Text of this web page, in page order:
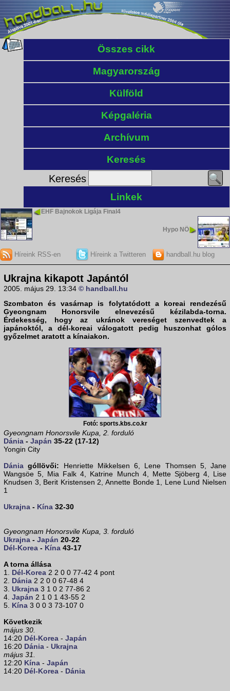
Összes cikk
Magyarország
Külföld
Képgaléria
Archívum
Keresés
Keresés
Linkek
EHF Bajnokok Ligája Final4
Hypo NÖ
Híreink RSS-en Híreink a Twitteren handball.hu blog
Ukrajna kikapott Japántól
2005. május 29. 13:34 © handball.hu
Szombaton és vasárnap is folytatódott a koreai rendezésű
Gyeongnam Honorsvile elnevezésű kézilabda-torna.
Érdekesség, hogy az ukránok vereséget szenvedtek a
japánoktól, a dél-koreai válogatott pedig huszonhat gólos
győzelmet aratott a kínaiakon.
Fotó: sports.kbs.co.kr
Gyeongnam Honorsvile Kupa, 2. forduló
Dánia - Japán 35-22 (17-12)
Yongin City
Dánia góllövői: Henriette Mikkelsen 6, Lene Thomsen 5, Jane
Wangsöe 5, Mia Falk 4, Katrine Munch 4, Mette Sjöberg 4, Lise
Knudsen 3, Berit Kristensen 2, Annette Bonde 1, Lene Lund Nielsen
1
Ukrajna - Kína 32-30
Gyeongnam Honorsvile Kupa, 3. forduló
Ukrajna - Japán 20-22
Dél-Korea - Kína 43-17
A torna állása
1. Dél-Korea 2 2 0 0 77-42 4 pont
2. Dánia 2 2 0 0 67-48 4
3. Ukrajna 3 1 0 2 77-86 2
4. Japán 2 1 0 1 43-55 2
5. Kína 3 0 0 3 73-107 0
Következik
május 30.
14:20 Dél-Korea - Japán
16:20 Dánia - Ukrajna
május 31.
12:20 Kína - Japán
14:20 Dél-Korea - Dánia